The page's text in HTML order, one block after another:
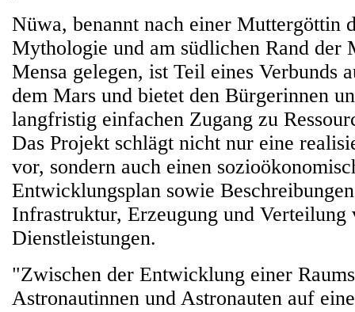
Nüwa, benannt nach einer Muttergöttin
Mythologie und am südlichen Rand der
Mensa gelegen, ist Teil eines Verbunds
dem Mars und bietet den Bürgerinnen
langfristig einfachen Zugang zu
Das Projekt schlägt nicht nur eine
vor, sondern auch einen
Entwicklungsplan sowie
Infrastruktur, Erzeugung und Verteilung
Dienstleistungen.
"Zwischen der Entwicklung einer
Astronautinnen und Astronauten auf